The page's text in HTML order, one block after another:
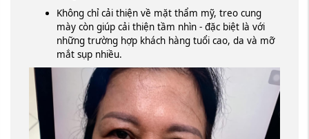
Không chỉ cải thiện về mặt thẩm mỹ, treo cung
mày còn giúp cải thiện tầm nhìn - đặc biệt là với
những trường hợp khách hàng tuổi cao, da và mỡ
mắt sụp nhiều.